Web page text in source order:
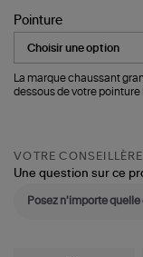
Cuir
Léopard
Rouge
Pointure
La marque chaussant
dessous de votre
VOTRE CONSEILLÈRE
Une question sur ce